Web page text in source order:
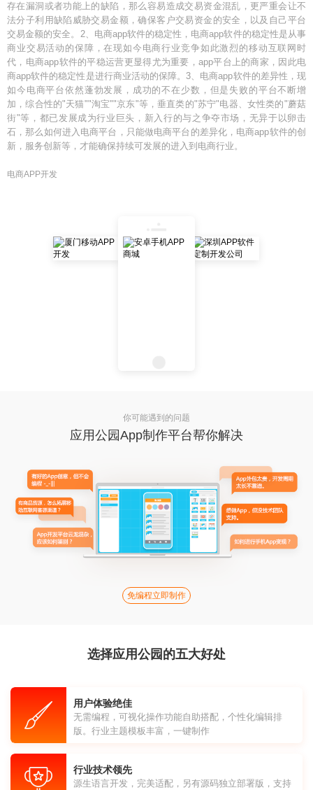
存在漏洞或者功能上的缺陷，那么容易造成交易资金混乱，更严重会让不
法分子利用缺陷威胁交易金额，确保客户交易资金的安全，以及自己平台
交易金额的安全。2、电商app软件的稳定性，电商app软件的稳定性是从事
商业交易活动的保障，在现如今电商行业竞争如此激烈的移动互联网时
代，电商app软件的平稳运营更显得尤为重要，app平台上的商家，因此电
商app软件的稳定性是进行商业活动的保障。3、电商app软件的差异性，现
如今电商平台依然蓬勃发展，成功的不在少数，但是失败的平台不断增
加，综合性的"天猫""淘宝""京东"等，垂直类的"苏宁"电器、女性类的"蘑菇
街"等，都已发展成为行业巨头，新入行的与之争夺市场，无异于以卵击
石，那么如何进入电商平台，只能做电商平台的差异化，电商app软件的创
新，服务创新等，才能确保持续可发展的进入到电商行业。
电商APP开发
你可能遇到的问题
应用公园App制作平台帮你解决
免编程立即制作
选择应用公园的五大好处
用户体验绝佳
无需编程，可视化操作功能自助搭配，个性化编辑排
版。行业主题模板丰富，一键制作
行业技术领先
源生语言开发，完美适配，另有源码独立部署版，支持